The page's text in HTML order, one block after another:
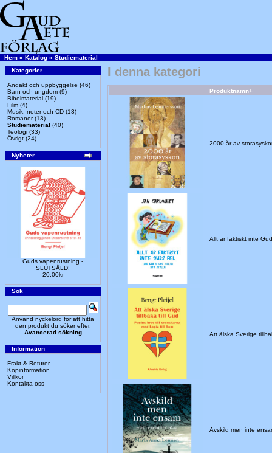
Hem » Katalog » Studiematerial
Kategorier
Andakt och uppbyggelse (46)
Barn och ungdom (9)
Bibelmaterial (19)
Film (4)
Musik, noter och CD (13)
Romaner(13)
Studiematerial (40)
Teologi (33)
Övrigt (24)
Nyheter
Guds vapenrustning -
SLUTSÅLD!
20,00kr
Sök
Använd nyckelord för att hitta
den produkt du söker efter.
Avancerad sökning
Information
Frakt & Returer
Köpinformation
Villkor
Kontakta oss
I denna kategori
Produktnamn+
2000 år av
Allt är faktiskt inte
Att älska Sverige
Avskild men inte